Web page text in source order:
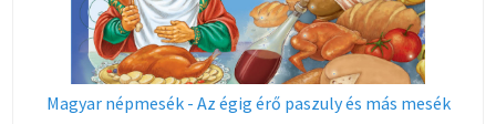
Magyar népmesék - Az égig érő paszuly és más mesék